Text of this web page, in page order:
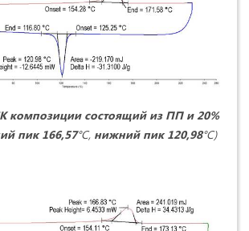
композиции состоящий из ПП и 20%
пик 166,57°С, нижний пик 120,98°С)